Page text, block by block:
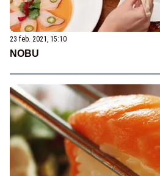
23 feb. 2021, 15:10
NOBU